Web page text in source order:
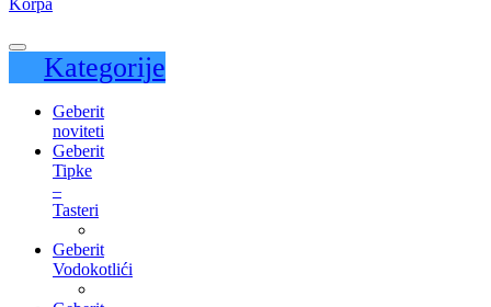
Kategorije
Geberit
noviteti
Geberit
Tipke
–
Tasteri
Geberit
Vodokotlići